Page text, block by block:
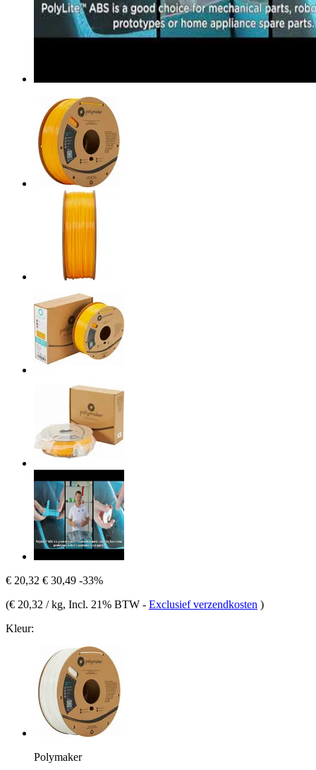
€ 20,32 € 30,49 -33%
(€ 20,32 / kg, Incl. 21% BTW - Exclusief verzendkosten )
Kleur:
Polymaker